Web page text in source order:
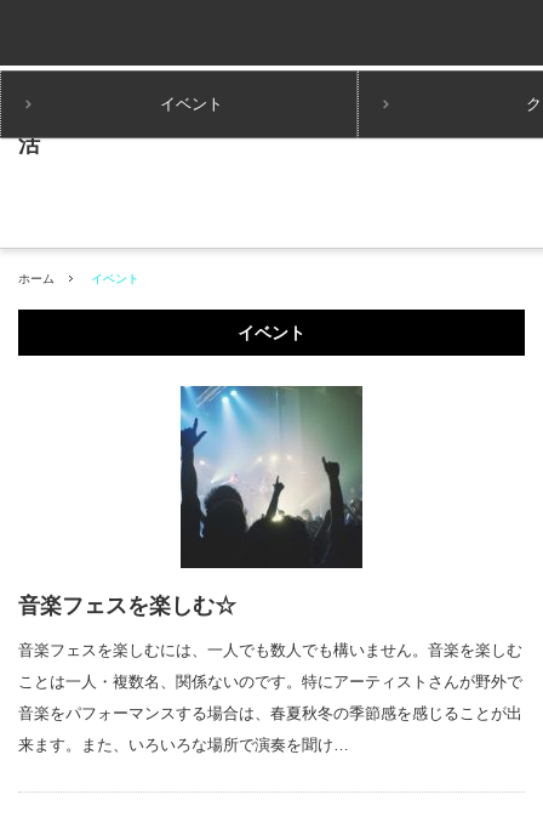
イベント
ホーム イベント
イベント
音楽フェスを楽しむ☆
音楽フェスを楽しむには、一人でも数人でも構いません。音楽を楽しむ
ことは一人・複数名、関係ないのです。特にアーティストさんが野外で
音楽をパフォーマンスする場合は、春夏秋冬の季節感を感じることが出
来ます。また、いろいろな場所で演奏を聞け…